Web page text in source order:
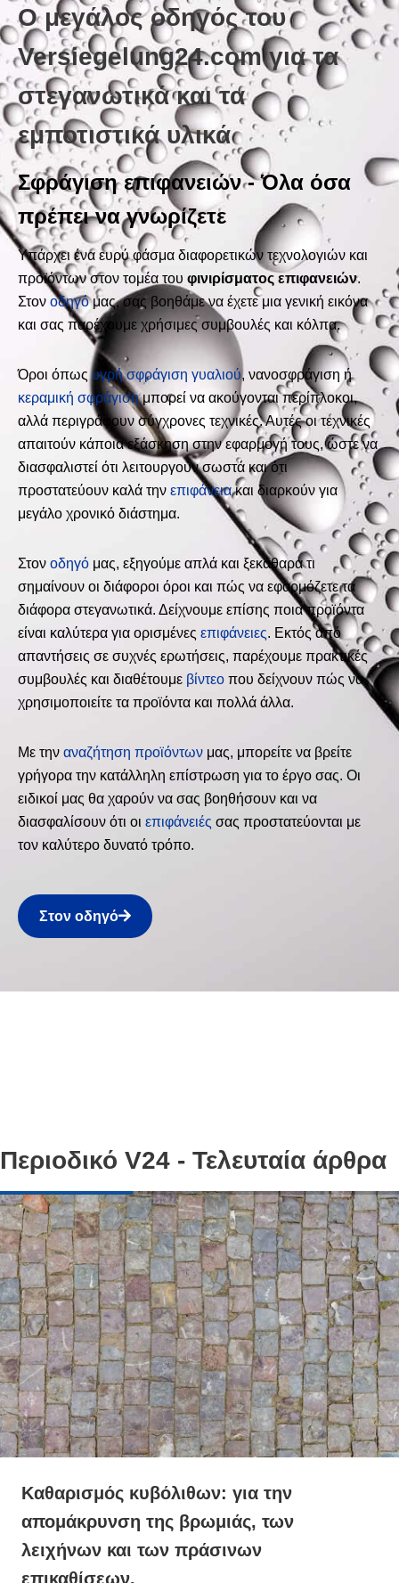
Ο μεγάλος οδηγός του
Versiegelung24.com για τα
στεγανωτικά και τα
εμποτιστικά υλικά
Σφράγιση επιφανειών - Όλα όσα
πρέπει να γνωρίζετε
Υπάρχει ένα ευρύ φάσμα διαφορετικών τεχνολογιών και
προϊόντων στον τομέα του φινιρίσματος επιφανειών.
Στον οδηγόμας, σας βοηθάμε να έχετε μια γενική εικόνα
και σας παρέχουμε χρήσιμες συμβουλές και κόλπα.
Όροι όπωςυγρή σφράγιση γυαλιού, νανοσφράγιση ή
κεραμική σφράγισημπορεί να ακούγονται περίπλοκοι,
αλλά περιγράφουν σύγχρονες τεχνικές. Αυτές οι τεχνικές
απαιτούν κάποια εξάσκηση στην εφαρμογή τους, ώστε να
διασφαλιστεί ότι λειτουργούν σωστά και ότι
προστατεύουν καλά την επιφάνειακαι διαρκούν για
μεγάλο χρονικό διάστημα.
Στον οδηγό μας, εξηγούμε απλά και ξεκάθαρα τι
σημαίνουν οι διάφοροι όροι και πώς να εφαρμόζετε τα
διάφορα στεγανωτικά. Δείχνουμε επίσης ποια προϊόντα
είναι καλύτερα για ορισμένες επιφάνειες. Εκτός από
απαντήσεις σε συχνές ερωτήσεις, παρέχουμε πρακτικές
συμβουλές και διαθέτουμε βίντεο που δείχνουν πώς να
χρησιμοποιείτε τα προϊόντα και πολλά άλλα.
Με την αναζήτηση προϊόντων μας, μπορείτε να βρείτε
γρήγορα την κατάλληλη επίστρωση για το έργο σας. Οι
ειδικοί μας θα χαρούν να σας βοηθήσουν και να
διασφαλίσουν ότι οι επιφάνειές σας προστατεύονται με
τον καλύτερο δυνατό τρόπο.
Στον οδηγό
Περιοδικό V24 - Τελευταία άρθρα
Καθαρισμός κυβόλιθων: για την
απομάκρυνση της βρωμιάς, των
λειχήνων και των πράσινων
επικαθίσεων.